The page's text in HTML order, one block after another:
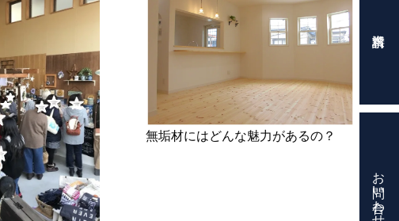
お問い合わせ
無垢材にはどんな魅力があるの？